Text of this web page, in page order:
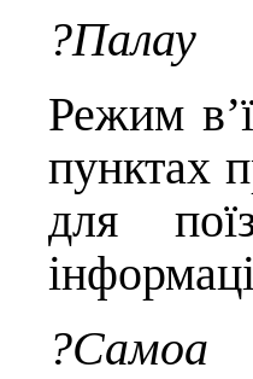
?Палау
Режим
пунктах
для
?Самоа